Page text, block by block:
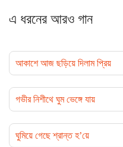
এ ধরনের আরও গান
আকাশে আজ ছড়িয়ে দিলাম প্রিয়
গভীর নিশীথে ঘুম ভেঙ্গে যায়
ঘুমিয়ে গেছে শ্রান্ত হ’য়ে